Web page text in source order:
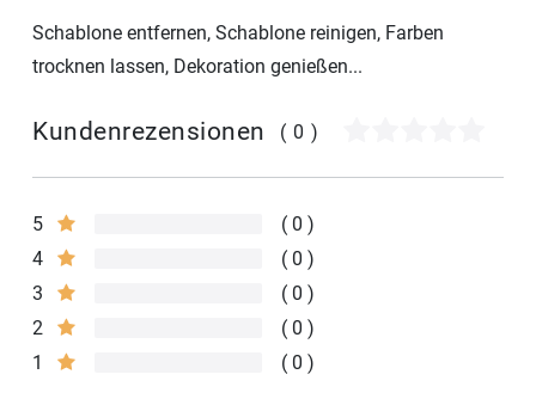
Schablone entfernen, Schablone reinigen, Farben
trocknen lassen, Dekoration genießen...
Kundenrezensionen (0)
5
0
4
0
3
0
2
0
1
0